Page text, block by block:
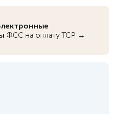
ФСС на оплату ТСР →